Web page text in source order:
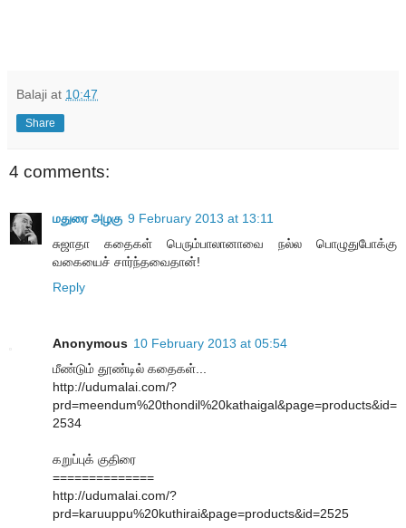
Balaji at 10:47
Share
4 comments:
மதுரை அழகு 9 February 2013 at 13:11
சுஜாதா கதைகள் பெரும்பாலானாவை நல்ல பொழுதுபோக்கு
வகையைச் சார்ந்தவைதான்!
Reply
Anonymous 10 February 2013 at 05:54
மீண்டும் தூண்டில் கதைகள்...
http://udumalai.com/?
prd=meendum%20thondil%20kathaigal&page=products&id=
2534
கறுப்புக் குதிரை
==============
http://udumalai.com/?
prd=karuuppu%20kuthirai&page=products&id=2525